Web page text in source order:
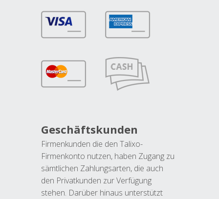
Geschäftskunden
Firmenkunden die den Talixo-
Firmenkonto nutzen, haben Zugang zu
sämtlichen Zahlungsarten, die auch
den Privatkunden zur Verfügung
stehen. Darüber hinaus unterstützt